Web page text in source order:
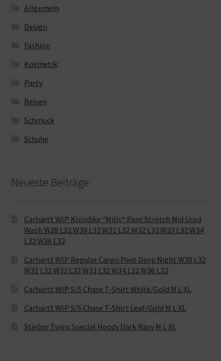
Allgemein
Design
Fashion
Kosmetik
Party
Reisen
Schmuck
Schuhe
Neueste Beiträge
Carhartt WIP Klondike “Mills“ Pant Stretch Mid Used
Wash W28 L32 W30 L32 W31 L32 W32 L32 W33 L32 W34
L32 W36 L32
Carhartt WIP Regular Cargo Pant Deep Night W30 L32
W31 L32 W32 L32 W33 L32 W34 L32 W36 L32
Carhartt WIP S/S Chase T-Shirt White/Gold M L XL
Carhartt WIP S/S Chase T-Shirt Leaf/Gold M L XL
Stieber Twins Special Hoody Dark Navy M L XL